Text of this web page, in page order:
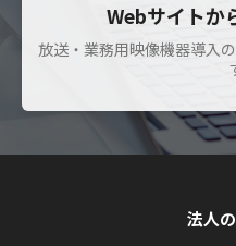
Webサイトか
放送・業務用映像機器導入
法人